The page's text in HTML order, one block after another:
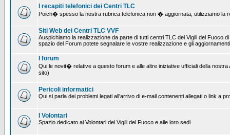
I recapiti telefonici dei Centri TLC
Poich� spesso la nostra rubrica telefonica non � aggiornata, utilizziamo la
Siti Web dei Centri TLC VVF
Auspichiamo la realizzazione da parte di tutti centri TLC dei Vigili del Fuoco
spazio del Forum potete segnalare le vostre realizzazione e gli
I forum
Qui le novit� relative a questo forum e alle altre iniziative ufficiali della
sito)
Pericoli informatici
Qui si parla dei problemi legati all'arrivo di e-mail contenenti allegati o link a
I Volontari
Spazio dedicato ai Volontari dei Vigili del Fuoco e alle loro sedi